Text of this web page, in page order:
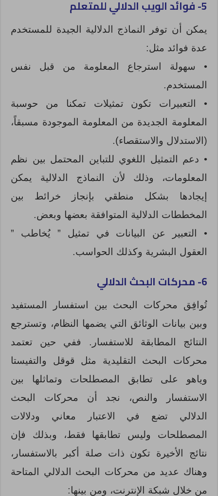
5- فوائد الويب الدلالي للمتعلم
يمكن أن توفر النماذج الدلالية الجيدة للمستخدم
عدة فوائد مثل:
• سهولة استرجاع المعلومة من قبل نفس
المستخدم.
• التعبيرات تكون تمثيلات تمكنا من حوسبة
المعلومة الجديدة من المعلومة الموجودة مسبقاً،
(الاستدلال والاستقصاء).
• دعم التمثيل اللغوي للتباين المحتمل بين نظم
المعلومات، وذلك لأن النماذج الدلالية يمكن
إيجادها بشكل منطقي بإنجاز خرائط بين
المخططات الدلالية المتوافقة بعضها وبعض.
• التعبير عن البيانات في تمثيل ” يُخاطب ”
العقول البشرية وكذلك الحواسب.
6- محركات البحث الدلالي
تُوافِق محركات البحث بين استفسار المستفيد
وبين بيانات الوثائق التي يضمها النظام، وتسترجع
النتائج المطابقة للاستفسار. ففي حين تعتمد
محركات البحث التقليدية مثل قوقل والتفيستا
وياهو على تطابق المصطلحات وتماثلها بين
الاستفسار والنص، نجد أن محركات البحث
الدلالي تضع في الاعتبار معاني ودلالات
المصطلحات وليس تطابقها فقط، وبذلك فإن
نتائج الأخيرة تكون ذات صلة أكبر بالاستفسار،
وهناك عديد من محركات البحث الدلالي المتاحة
من خلال شبكة الإنترنت، ومن بينها: